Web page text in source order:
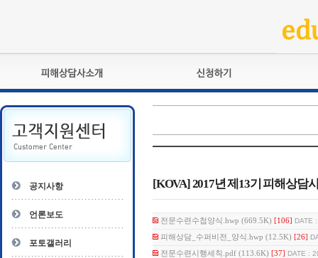
피해상담사란?
자격관리규정
상담사 자격증 확인
- 피해상담사 1급
- 전문수련감독자
- 전문수련기관
교육훈련
자격복원
공지사항
언론보도
포토갤러리
[KOVA] 2017년 제13기 피해상담
전문수련수첩양식.hwp (669.5K) [106] DATE
피해상담_수퍼비전_양식.hwp (12.5K) [26]
전문수련시행세칙.pdf (113.6K) [37] DATE :